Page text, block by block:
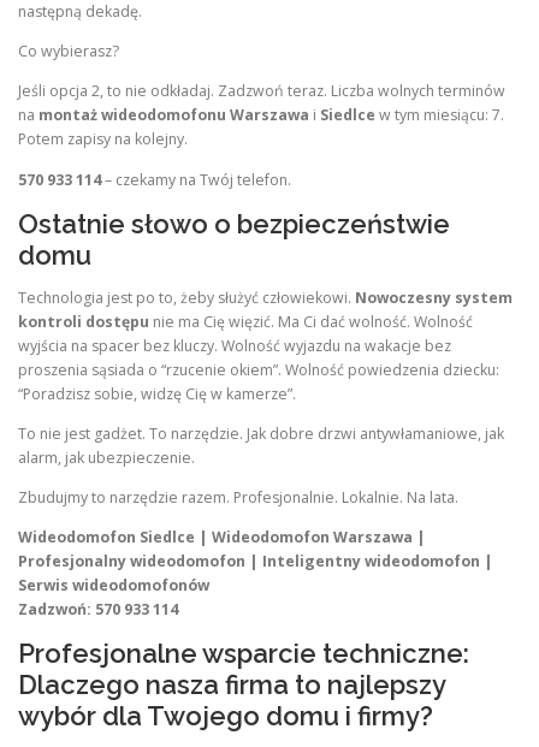
następną dekadę.
Co wybierasz?
Jeśli opcja 2, to nie odkładaj. Zadzwoń teraz. Liczba wolnych terminów
na montaż wideodomofonu Warszawa i Siedlce w tym miesiącu: 7.
Potem zapisy na kolejny.
570 933 114– czekamy na Twój telefon.
Ostatnie słowo o bezpieczeństwie
domu
Technologia jest po to, żeby służyć człowiekowi. Nowoczesny system
kontroli dostępu nie ma Cię więzić. Ma Ci dać wolność. Wolność
wyjścia na spacer bez kluczy. Wolność wyjazdu na wakacje bez
proszenia sąsiada o “rzucenie okiem”. Wolność powiedzenia dziecku:
“Poradzisz sobie, widzę Cię w kamerze”.
To nie jest gadżet. To narzędzie. Jak dobre drzwi antywłamaniowe, jak
alarm, jak ubezpieczenie.
Zbudujmy to narzędzie razem. Profesjonalnie. Lokalnie. Na lata.
Wideodomofon Siedlce | Wideodomofon Warszawa |
Profesjonalny wideodomofon | Inteligentny wideodomofon |
Serwis wideodomofonów
Zadzwoń: 570 933 114
Profesjonalne wsparcie techniczne:
Dlaczego nasza firma to najlepszy
wybór dla Twojego domu i firmy?